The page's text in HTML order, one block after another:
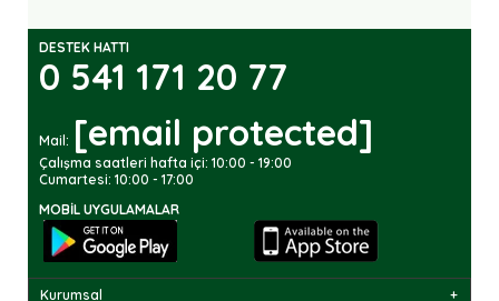
DESTEK HATTI
0 541 171 20 77
Mail: [email protected]
Çalışma saatleri hafta içi: 10:00 - 19:00
Cumartesi: 10:00 - 17:00
MOBIL UYGULAMALAR
Kurumsal